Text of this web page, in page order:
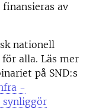
av
nationell
alla. Läs mer
på SND:s
-